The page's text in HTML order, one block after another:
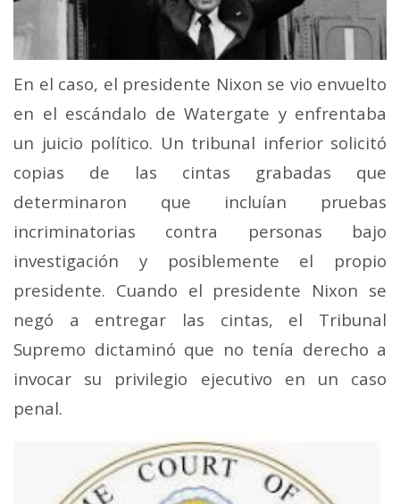
En el caso, el presidente Nixon se vio envuelto
en el escándalo de Watergate y enfrentaba
un juicio político. Un tribunal inferior solicitó
copias de las cintas grabadas que
determinaron que incluían pruebas
incriminatorias contra personas bajo
investigación y posiblemente el propio
presidente. Cuando el presidente Nixon se
negó a entregar las cintas, el Tribunal
Supremo dictaminó que no tenía derecho a
invocar su privilegio ejecutivo en un caso
penal.